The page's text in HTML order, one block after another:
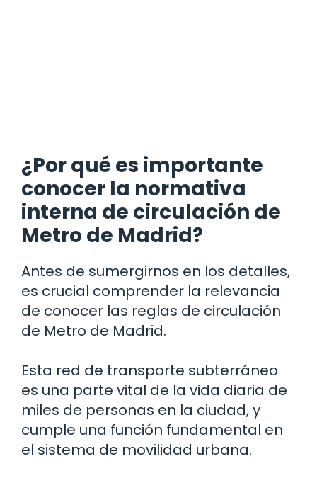
¿Por qué es importante
conocer la normativa
interna de circulación de
Metro de Madrid?
Antes de sumergirnos en los detalles,
es crucial comprender la relevancia
de conocer las reglas de circulación
de Metro de Madrid.
Esta red de transporte subterráneo
es una parte vital de la vida diaria de
miles de personas en la ciudad, y
cumple una función fundamental en
el sistema de movilidad urbana.